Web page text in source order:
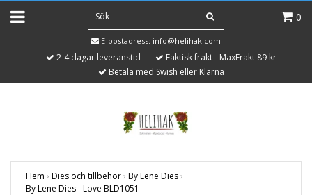
0
E-postadress: info@helihak.com
2-4 dagar leveranstid
Faktisk frakt - MaxFrakt 89 kr
Betala med Swish eller Klarna
Hem › Dies och tillbehör› By Lene Dies›
By Lene Dies - Love BLD1051